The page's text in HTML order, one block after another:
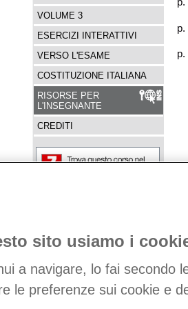
VOLUME 3
ESERCIZI INTERATTIVI
VERSO L'ESAME
COSTITUZIONE ITALIANA
RISORSE PER
L'INSEGNANTE
CREDITI
p.
p.
-Catalogo delle opere
sito usiamo i
a navigare, lo fai secondo
le preferenze sui cookie e